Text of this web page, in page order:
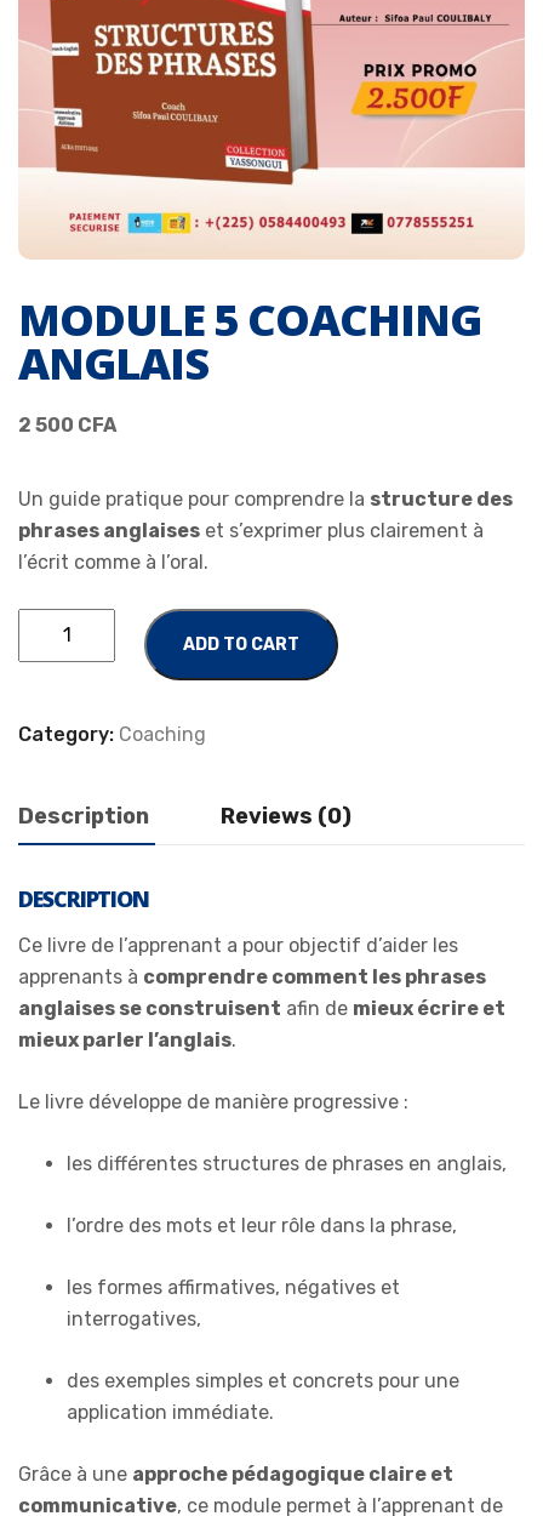
MODULE 5 COACHING
ANGLAIS
2 500 CFA
Un guide pratique pour comprendre la structure des
phrases anglaises et s’exprimer plus clairement à
l’écrit comme à l’oral.
ADD TO CART
Category: Coaching
Description Reviews (0)
DESCRIPTION
Ce livre de l’apprenant a pour objectif d’aider les
apprenants à comprendre comment les phrases
anglaises se construisent afin de mieux écrire et
mieux parler l’anglais.
Le livre développe de manière progressive :
les différentes structures de phrases en anglais,
l’ordre des mots et leur rôle dans la phrase,
les formes affirmatives, négatives et
interrogatives,
des exemples simples et concrets pour une
application immédiate.
Grâce à une approche pédagogique claire et
communicative, ce module permet à l’apprenant de